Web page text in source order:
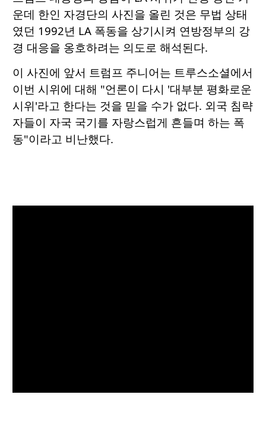
운데 한인 자경단의 사진을 올린 것은 무법 상태
였던 1992년 LA 폭동을 상기시켜 연방정부의 강
경 대응을 옹호하려는 의도로 해석된다.
이 사진에 앞서 트럼프 주니어는 트루스소셜에서
이번 시위에 대해 "언론이 다시 '대부분 평화로운
시위'라고 한다는 것을 믿을 수가 없다. 외국 침략
자들이 자국 국기를 자랑스럽게 흔들며 하는 폭
동"이라고 비난했다.